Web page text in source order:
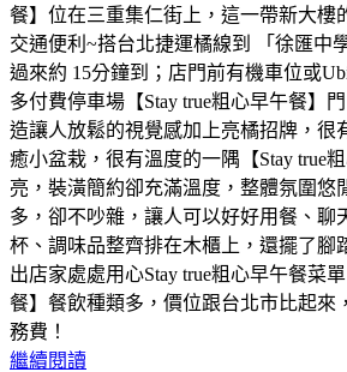
餐】位在三重集仁街上，這一帶新大樓
交通便利~搭台北捷運橘線到 「徐匯中
過來約 15分鐘到；店門前有機車位或
多付費停車場【Stay true粗心早午餐】
造讓人放鬆的視覺感加上亮橘招牌，很
癒小盆栽，很有溫度的一隅【Stay true
亮，裝潢簡約卻充滿溫度，整體氛圍悠
多，卻不吵雜，讓人可以好好用餐、聊
杯、調味品整齊排在木櫃上，還擺了腳
出店家處處用心Stay true粗心早午餐菜
餐】餐飲種類多，價位跟台北市比起來
務費！
繼續閱讀